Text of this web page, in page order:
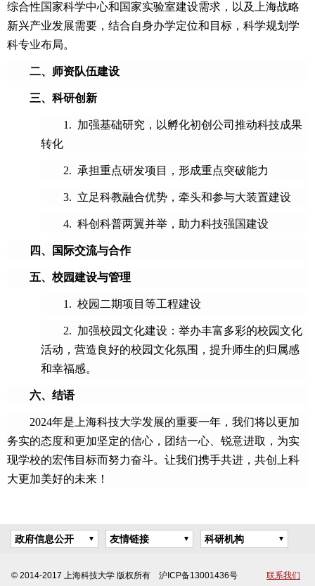
综合性国家科学中心和国家实验室建设需求，以及上海战略
新兴产业发展需要，结合自身办学定位和目标，科学规划学
科专业布局。
二、师资队伍建设
三、科研创新
1. 加强基础研究，以孵化初创公司推动科技成果
转化
2. 承担重点研发项目，形成重点突破能力
3. 立足科教融合优势，牵头和参与大装置建设
4. 科创科普两翼并举，助力科技强国建设
四、国际交流与合作
五、校园建设与管理
1. 校园二期项目等工程建设
2. 加强校园文化建设：举办丰富多彩的校园文化
活动，营造良好的校园文化氛围，提升师生的归属感
和幸福感。
六、结语
2024年是上海科技大学发展的重要一年，我们将以更加
务实的态度和更加坚定的信心，团结一心、锐意进取，为实
现学校的宏伟目标而努力奋斗。让我们携手共进，共创上科
大更加美好的未来！
政府信息公开 友情链接 科研机构
© 2014-2017 上海科技大学 版权所有 沪ICP备13001436号 联系我们